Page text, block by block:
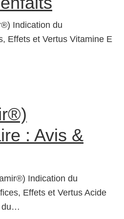
Indication du
Effets et Vertus Vitamine E
: Avis &
Indication du
Effets et Vertus Acide
du…